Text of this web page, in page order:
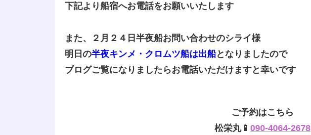
下記より船宿へお電話をお願いいたします
また、２月２４日半夜船お問い合わせのシライ様
明日の半夜キンメ・クロムツ船は出船となりましたので
ブログご覧になりましたらお電話いただけますと幸いです
ご予約はこちら
松栄丸📱 090-4064-2678